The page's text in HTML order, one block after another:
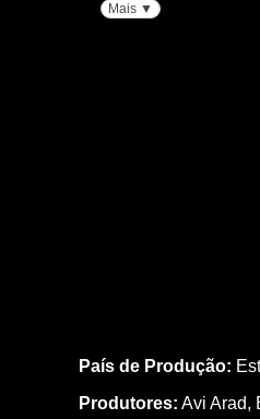
Mais ▼
País de Produção:
Produtores: Avi Arad,